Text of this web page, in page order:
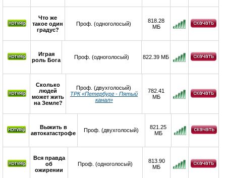
Что же
такое один
градус?
Проф. (одноголосый)
818.28
МБ
Играя
роль Бога
Проф. (одноголосый) 822.39 МБ
Сколько
людей
может жить
на Земле?
Проф. (двухголосый)
ТРК «Петербург - Пятый
канал»
782.41
МБ
Выжить в
автокатастрофе
Проф. (двухголосый)
821.25
МБ
Вся правда
об
ожирении
Проф. (одноголосый)
813.90
МБ